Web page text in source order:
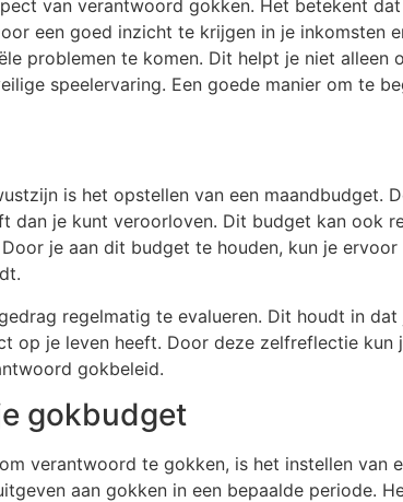
van verantwoord gokken. Het betekent
een goed inzicht te krijgen in je inkomsten
problemen te komen. Dit helpt je niet
speelervaring. Een goede manier om te
is het opstellen van een maandbudget.
dan je kunt veroorloven. Dit budget kan ook
je aan dit budget te houden, kun je
regelmatig te evalueren. Dit houdt in
op je leven heeft. Door deze zelfreflectie
gokbeleid.
gokbudget
verantwoord te gokken, is het instellen
aan gokken in een bepaalde periode.